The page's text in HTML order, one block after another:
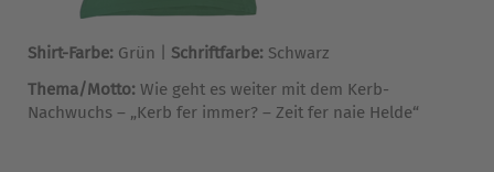
Shirt-Farbe: Grün | Schriftfarbe: Schwarz
Thema/Motto: Wie geht es weiter mit dem Kerb-
Nachwuchs – „Kerb fer immer? – Zeit fer naie Helde“